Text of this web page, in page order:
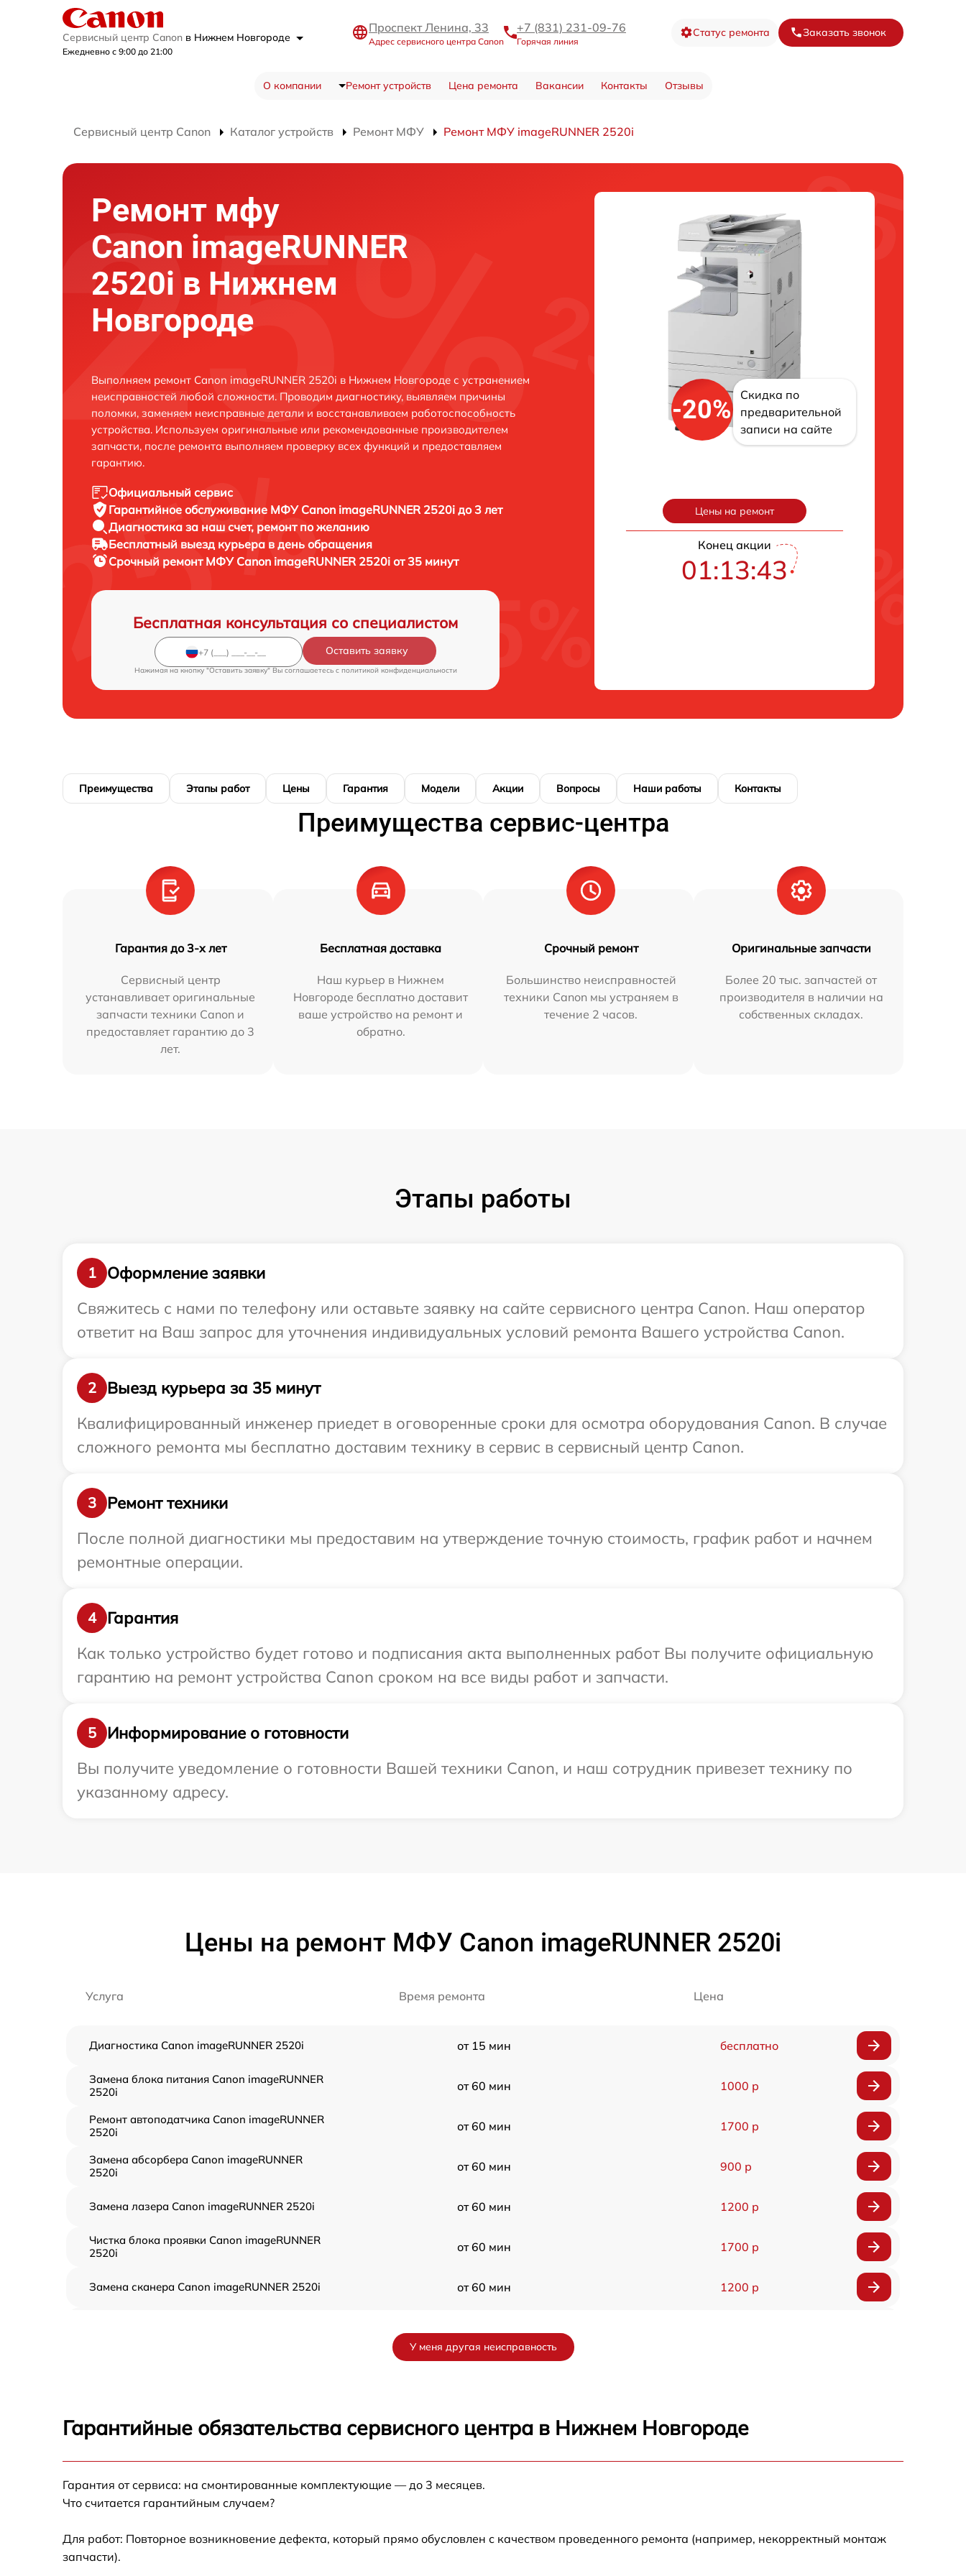
Сервисный центр Canon в Нижнем Новгороде
Ежедневно с 9:00 до 21:00
Проспект Ленина, 33
Адрес сервисного центра Canon
+7 (831) 231-09-76
Горячая линия
Статус ремонта Заказать звонок
О компании Ремонт устройств Цена ремонта Вакансии Контакты Отзывы
Сервисный центр Canon Каталог устройств Ремонт МФУ Ремонт МФУ imageRUNNER 2520i
Ремонт мфу
Canon imageRUNNER
2520i в Нижнем
Новгороде
Выполняем ремонт Canon imageRUNNER 2520i в Нижнем Новгороде с устранением
неисправностей любой сложности. Проводим диагностику, выявляем причины
поломки, заменяем неисправные детали и восстанавливаем работоспособность
устройства. Используем оригинальные или рекомендованные производителем
запчасти, после ремонта выполняем проверку всех функций и предоставляем
гарантию.
Официальный сервис
Гарантийное обслуживание МФУ Canon imageRUNNER 2520i до 3 лет
Диагностика за наш счет, ремонт по желанию
Бесплатный выезд курьера в день обращения
Срочный ремонт МФУ Canon imageRUNNER 2520i от 35 минут
Бесплатная консультация со специалистом
Оставить заявку
Нажимая на кнопку "Оставить заявку" Вы соглашаетесь c политикой конфиденциальности
-20%
Скидка по
предварительной
записи на сайте
Цены на ремонт
Конец акции
01:13:42
Преимущества Этапы работ Цены Гарантия Модели Акции Вопросы Наши работы Контакты
Преимущества сервис-центра
Гарантия до 3-х лет
Сервисный центр
устанавливает оригинальные
запчасти техники Canon и
предоставляет гарантию до 3
лет.
Бесплатная доставка
Наш курьер в Нижнем
Новгороде бесплатно доставит
ваше устройство на ремонт и
обратно.
Срочный ремонт
Большинство неисправностей
техники Canon мы устраняем в
течение 2 часов.
Оригинальные запчасти
Более 20 тыс. запчастей от
производителя в наличии на
собственных складах.
Этапы работы
1
Оформление заявки
Свяжитесь с нами по телефону или оставьте заявку на сайте сервисного центра Canon. Наш оператор
ответит на Ваш запрос для уточнения индивидуальных условий ремонта Вашего устройства Canon.
2
Выезд курьера за 35 минут
Квалифицированный инженер приедет в оговоренные сроки для осмотра оборудования Canon. В случае
сложного ремонта мы бесплатно доставим технику в сервис в сервисный центр Canon.
3
Ремонт техники
После полной диагностики мы предоставим на утверждение точную стоимость, график работ и начнем
ремонтные операции.
4
Гарантия
Как только устройство будет готово и подписания акта выполненных работ Вы получите официальную
гарантию на ремонт устройства Canon сроком на все виды работ и запчасти.
5
Информирование о готовности
Вы получите уведомление о готовности Вашей техники Canon, и наш сотрудник привезет технику по
указанному адресу.
Цены на ремонт МФУ Canon imageRUNNER 2520i
Услуга Время ремонта Цена
Диагностика Canon imageRUNNER 2520i от 15 мин бесплатно
Замена блока питания Canon imageRUNNER
2520i
от 60 мин 1000 р
Ремонт автоподатчика Canon imageRUNNER
2520i
от 60 мин 1700 р
Замена абсорбера Canon imageRUNNER
2520i
от 60 мин 900 р
Замена лазера Canon imageRUNNER 2520i от 60 мин 1200 р
Чистка блока проявки Canon imageRUNNER
2520i
от 60 мин 1700 р
Замена сканера Canon imageRUNNER 2520i от 60 мин 1200 р
Замена каретки Canon imageRUNNER 2520i от 60 мин
imageRUNNER 2520i
У меня другая неисправность
Гарантийные обязательства сервисного центра в Нижнем Новгороде
Гарантия от сервиса: на смонтированные комплектующие — до 3 месяцев.
Что считается гарантийным случаем?
Для работ: Повторное возникновение дефекта, который прямо обусловлен с качеством проведенного ремонта (например, некорректный монтаж
запчасти).